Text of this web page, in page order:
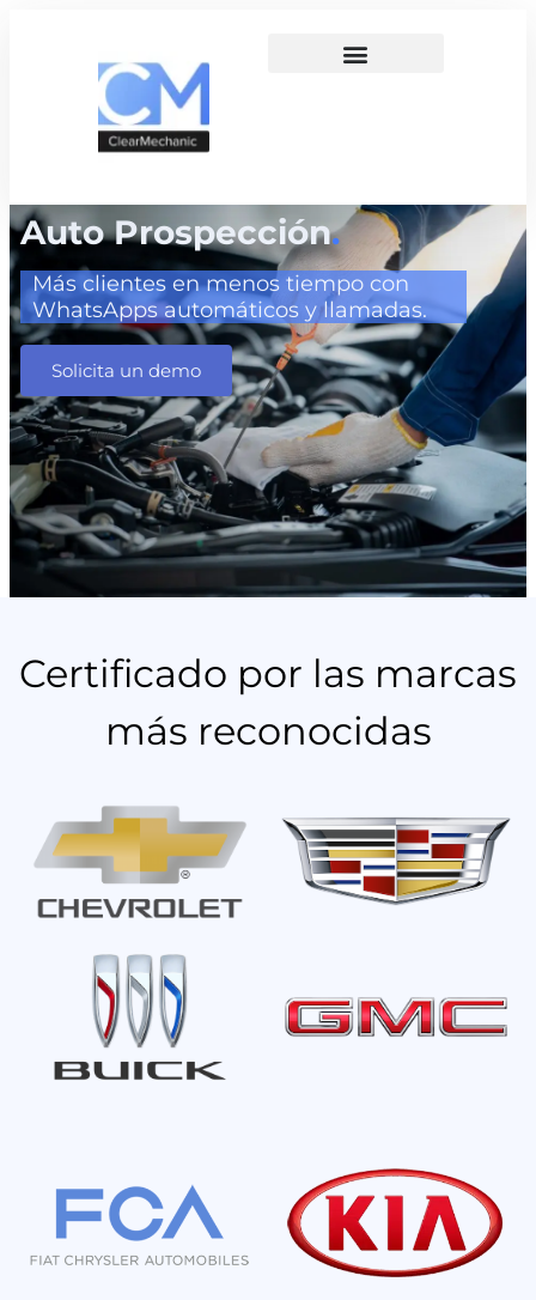
Auto Prospección.
Más clientes en menos tiempo con
WhatsApps automáticos y llamadas.
Solicita un demo
Certificado por las marcas
más reconocidas